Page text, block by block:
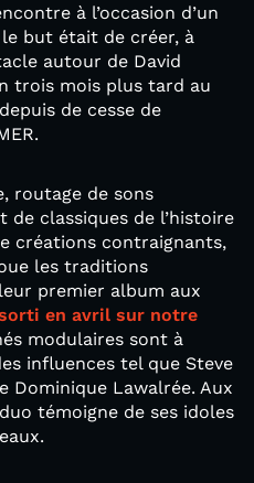
à l’occasion d’un
but était de créer, à
autour de David
trois mois plus tard au
de cesse de
routage de sons
classiques de l’histoire
créations contraignants,
les traditions
premier album aux
en avril sur notre
modulaires sont à
influences tel que Steve
Dominique Lawalrée. Aux
témoigne de ses idoles